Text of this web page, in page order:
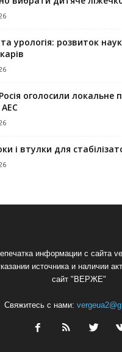
урологія: розвиток
оголосили локальне
АЕС
і втулки для
информации с сайта
источника и наличии
сайт "ВЕРЖЕ"
Свяжитесь с нами: